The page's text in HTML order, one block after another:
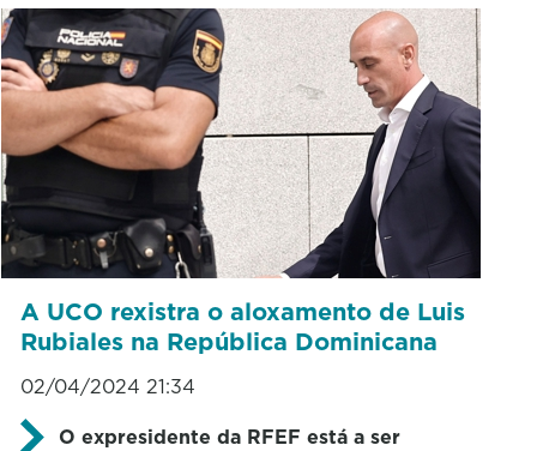
A UCO rexistra o aloxamento de Luis
Rubiales na República Dominicana
02/04/2024 21:34
O expresidente da RFEF está a ser